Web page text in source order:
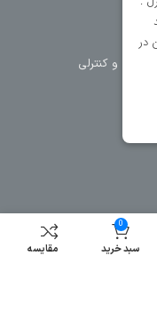
و کنترلی
0
سبد خرید مقایسه